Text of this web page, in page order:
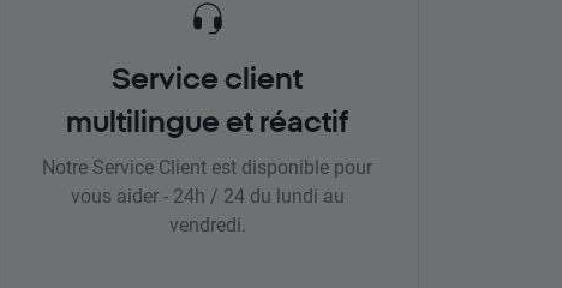
Service client
multilingue et réactif
Notre Service Client est disponible pour
vous aider - 24h / 24 du lundi au
vendredi.